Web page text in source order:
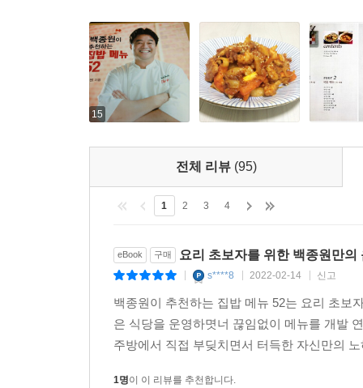
15
전체 리뷰 (95)
1 2 3 4
eBook 구매 요리 초보자를 위한 백종원만의
s****8 2022-02-14 신고
백종원이 추천하는 집밥 메뉴 52는 요리 초보
은 식당을 운영하몃너 끊임없이 메뉴를 개발
주방에서 직접 부딪치면서 터득한 자신만의
1명이 이 리뷰를 추천합니다.